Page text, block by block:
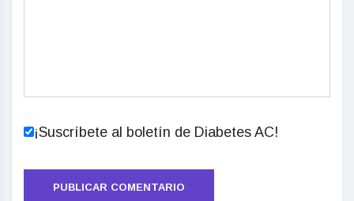
¡Suscríbete al boletín de Diabetes AC!